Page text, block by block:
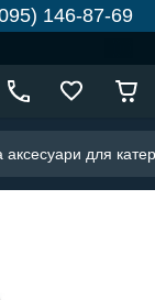
146-87-69
аксесуари для